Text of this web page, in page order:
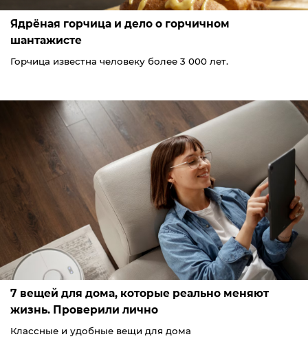
Ядрёная горчица и дело о горчичном
шантажисте
Горчица известна человеку более 3 000 лет.
7 вещей для дома, которые реально меняют
жизнь. Проверили лично
Классные и удобные вещи для дома